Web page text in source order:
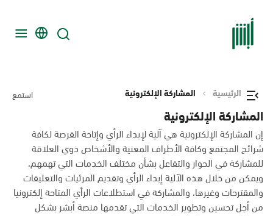
الرئيسية المشاركة الإلكترونية استمع
المشاركة الإلكترونية
إن المشاركة الإلكترونية هي آلية لإبداء الرأي وإتاحة الفرصة لكافة
شرائح المجتمع وكافة الأطراف المعنية والأشخاص ذوي العلاقة
للمشاركة في الحوار والتفاعل بشأن مختلف الخدمات التي تهمهم،
ويمكن من خلال هذه الآلية إبداء الرأي وتقديم المرئيات والتعليقات
والمقترحات وغيرها، والمشاركة في استطلاعات الرأي المتاحة إلكترونيا
من أجل تحسين وتطوير الخدمات التي تقدمها منصة أبشر بشكل